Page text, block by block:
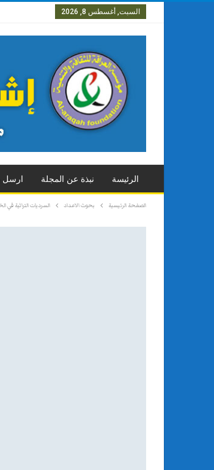
السبت, أغسطس 8, 2026
الرئيسة نبذة عن المجلة
الصفحة الرئيسية بحوث الاعداد السرديات التراثية في